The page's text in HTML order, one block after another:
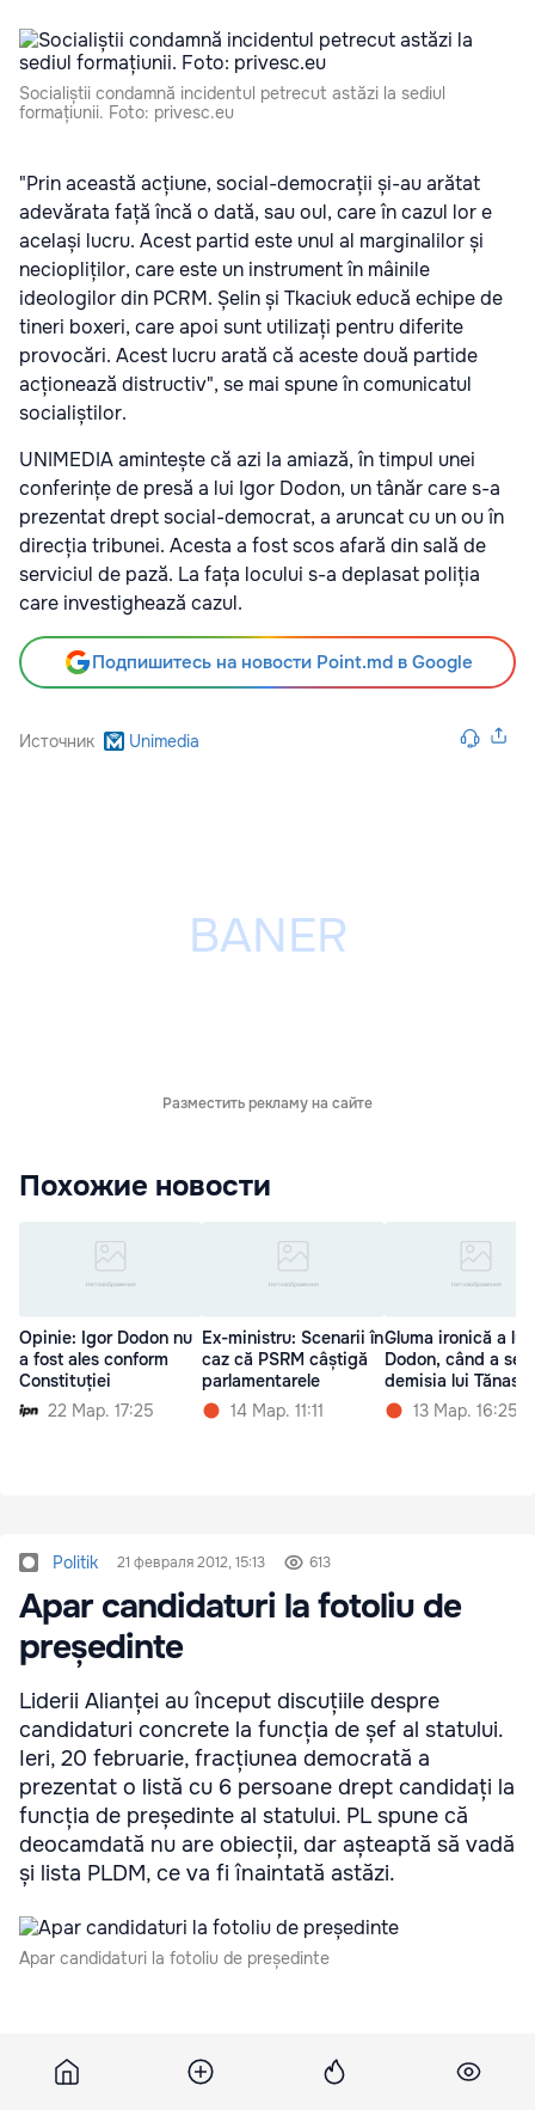
Socialiștii condamnă incidentul petrecut astăzi la sediul
formațiunii. Foto: privesc.eu
"Prin această acțiune, social-democrații și-au arătat
adevărata față încă o dată, sau oul, care în cazul lor e
același lucru. Acest partid este unul al marginalilor și
neciopliților, care este un instrument în mâinile
ideologilor din PCRM. Șelin și Tkaciuk educă echipe de
tineri boxeri, care apoi sunt utilizați pentru diferite
provocări. Acest lucru arată că aceste două partide
acționează distructiv", se mai spune în comunicatul
socialiștilor.
UNIMEDIA amintește că azi la amiază, în timpul unei
conferințe de presă a lui Igor Dodon, un tânăr care s-a
prezentat drept social-democrat, a aruncat cu un ou în
direcția tribunei. Acesta a fost scos afară din sală de
serviciul de pază. La fața locului s-a deplasat poliția
care investighează cazul.
Подпишитесь на новости Point.md в Google
Источник Unimedia
Разместить рекламу на сайте
Похожие новости
Opinie: Igor Dodon nu
a fost ales conform
Constituției
22 Мар. 17:25
Ex-ministru: Scenarii în
caz că PSRM câștigă
parlamentarele
14 Мар. 11:11
Gluma ironică a lui
Dodon, când a
demisia lui Tănase
13 Мар. 16:25
Politik 21 февраля 2012, 15:13 613
Apar candidaturi la fotoliu de
președinte
Liderii Alianței au început discuțiile despre
candidaturi concrete la funcția de șef al statului.
Ieri, 20 februarie, fracțiunea democrată a
prezentat o listă cu 6 persoane drept candidați la
funcția de președinte al statului. PL spune că
deocamdată nu are obiecții, dar așteaptă să vadă
și lista PLDM, ce va fi înaintată astăzi.
Apar candidaturi la fotoliu de președinte